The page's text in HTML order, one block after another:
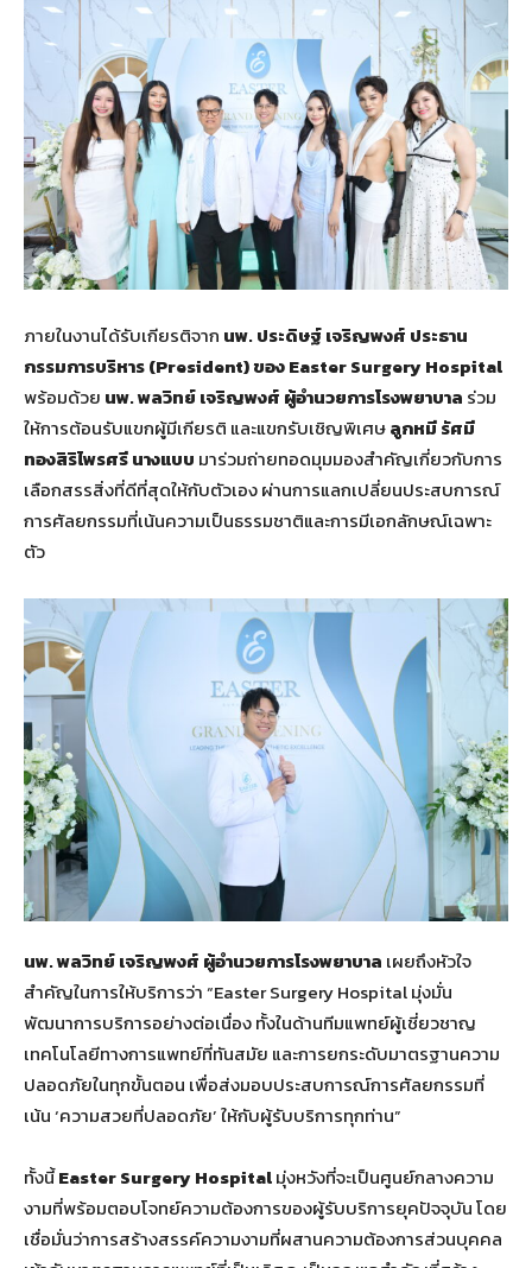
ภายในงานได้รับเกียรติจาก นพ. ประดิษฐ์ เจริญพงศ์ ประธาน
กรรมการบริหาร (President) ของ Easter Surgery Hospital
พร้อมด้วย นพ. พลวิทย์ เจริญพงศ์ ผู้อำนวยการโรงพยาบาล ร่วม
ให้การต้อนรับแขกผู้มีเกียรติ และแขกรับเชิญพิเศษลูกหมี รัศมี
ทองสิริไพรศรี นางแบบ มาร่วมถ่ายทอดมุมมองสำคัญเกี่ยวกับการ
เลือกสรรสิ่งที่ดีที่สุดให้กับตัวเอง ผ่านการแลกเปลี่ยนประสบการณ์
การศัลยกรรมที่เน้นความเป็นธรรมชาติและการมีเอกลักษณ์เฉพาะ
ตัว
นพ. พลวิทย์ เจริญพงศ์ ผู้อำนวยการโรงพยาบาล เผยถึงหัวใจ
สำคัญในการให้บริการว่า “Easter Surgery Hospital มุ่งมั่น
พัฒนาการบริการอย่างต่อเนื่อง ทั้งในด้านทีมแพทย์ผู้เชี่ยวชาญ
เทคโนโลยีทางการแพทย์ที่ทันสมัย และการยกระดับมาตรฐานความ
ปลอดภัยในทุกขั้นตอน เพื่อส่งมอบประสบการณ์การศัลยกรรมที่
เน้น ‘ความสวยที่ปลอดภัย’ ให้กับผู้รับบริการทุกท่าน”
ทั้งนี้Easter Surgery Hospitalมุ่งหวังที่จะเป็นศูนย์กลางความ
งามที่พร้อมตอบโจทย์ความต้องการของผู้รับบริการยุคปัจจุบัน โดย
เชื่อมั่นว่าการสร้างสรรค์ความงามที่ผสานความต้องการส่วนบุคคล